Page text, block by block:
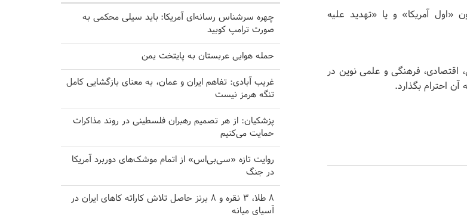
«اول آمریکا» و یا «تهدید علیه
فرهنگی و علمی نوین در
احترام بگذارد.
چهره سرشناس رسانه‌ای آمریکا: باید سیلی محکمی به
صورت ترامپ کوبید
حمله هوایی عربستان به پایتخت یمن
غریب آبادی: تفاهم ایران و عمان، به معنای بازگشایی کامل
تنگه هرمز نیست
پزشکیان: از هر تصمیم رهبران فلسطینی در روند مذاکرات
حمایت می‌کنیم
روایت تازه «سی‌بی‌اس» از اتمام موشک‌های دوربرد آمریکا
در جنگ
۸ طلا، ۳ نقره و ۸ برنز حاصل تلاش کاراته کا‌های ایران در
آسیای میانه